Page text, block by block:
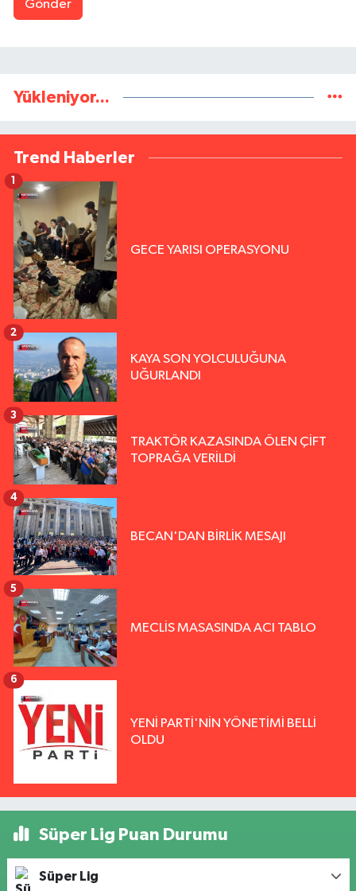
Gönder
Yükleniyor...
Trend Haberler
GECE YARISI OPERASYONU
1
KAYA SON YOLCULUĞUNA
UĞURLANDI
2
TRAKTÖR KAZASINDA ÖLEN ÇİFT
TOPRAĞA VERİLDİ
3
BECAN'DAN BİRLİK MESAJI
4
MECLİS MASASINDA ACI TABLO
5
YENİ PARTİ'NİN YÖNETİMİ BELLİ
OLDU
6
Süper Lig Puan Durumu
Süper Lig